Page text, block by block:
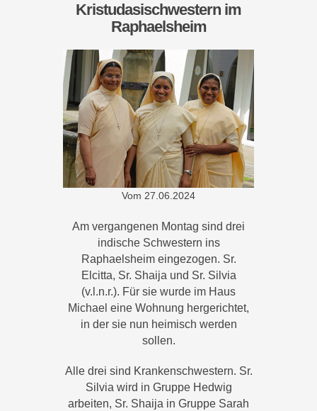
Kristudasischwestern im
Raphaelsheim
Vom 27.06.2024
Am vergangenen Montag sind drei
indische Schwestern ins
Raphaelsheim eingezogen. Sr.
Elcitta, Sr. Shaija und Sr. Silvia
(v.l.n.r.). Für sie wurde im Haus
Michael eine Wohnung hergerichtet,
in der sie nun heimisch werden
sollen.
Alle drei sind Krankenschwestern. Sr.
Silvia wird in Gruppe Hedwig
arbeiten, Sr. Shaija in Gruppe Sarah